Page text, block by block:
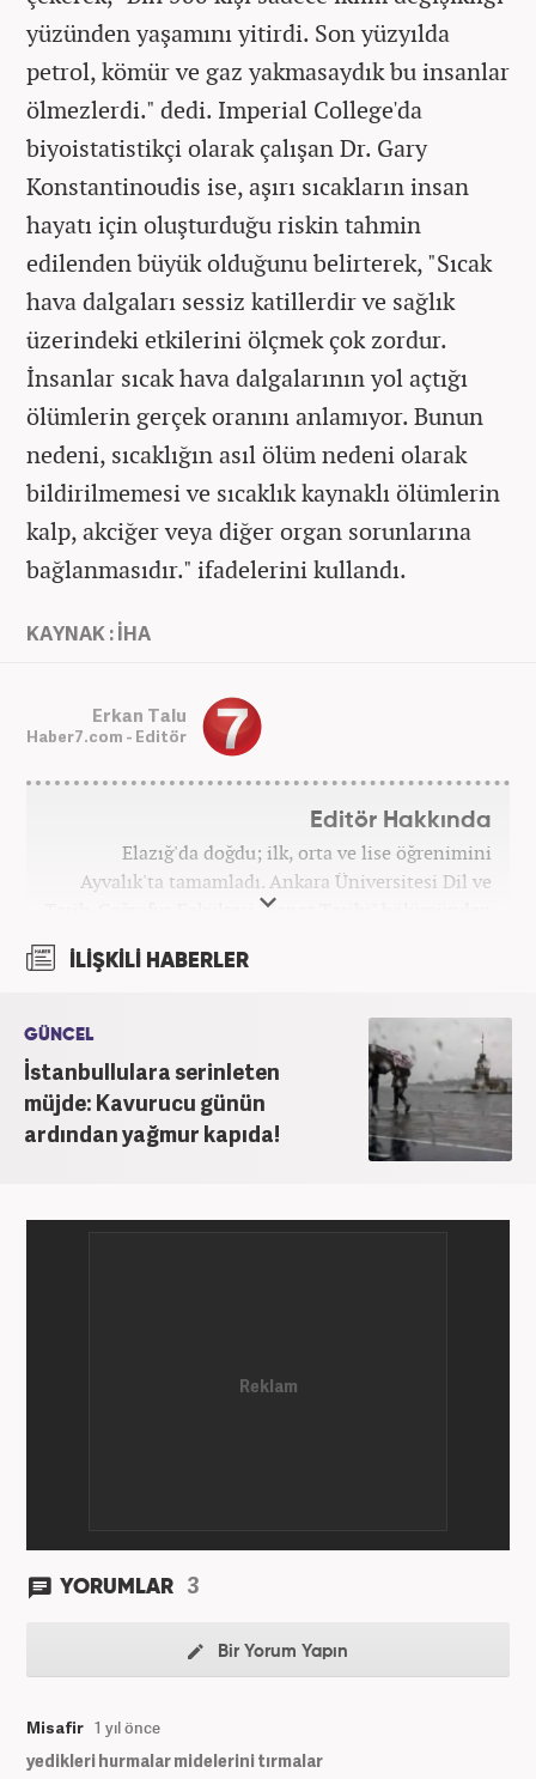
yüzünden yaşamını yitirdi. Son yüzyılda
petrol, kömür ve gaz yakmasaydık bu insanlar
ölmezlerdi." dedi. Imperial College'da
biyoistatistikçi olarak çalışan Dr. Gary
Konstantinoudis ise, aşırı sıcakların insan
hayatı için oluşturduğu riskin tahmin
edilenden büyük olduğunu belirterek, "Sıcak
hava dalgaları sessiz katillerdir ve sağlık
üzerindeki etkilerini ölçmek çok zordur.
İnsanlar sıcak hava dalgalarının yol açtığı
ölümlerin gerçek oranını anlamıyor. Bunun
nedeni, sıcaklığın asıl ölüm nedeni olarak
bildirilmemesi ve sıcaklık kaynaklı ölümlerin
kalp, akciğer veya diğer organ sorunlarına
bağlanmasıdır." ifadelerini kullandı.
KAYNAK : İHA
Erkan Talu
Haber7.com - Editör
Editör Hakkında
Elazığ'da doğdu; ilk, orta ve lise öğrenimini
Ayvalık'ta tamamladı. Ankara Üniversitesi Dil ve
Tarih-Coğrafya Fakültesi "Sanat Tarihi" bölümünden
üzerine eğitimler aldı. Haberciliğe "muhabir" olarak
Kariyerine, Haber7'de "editör" olarak devam ediyor.
İLİŞKİLİ HABERLER
GÜNCEL
İstanbullulara serinleten
müjde: Kavurucu günün
ardından yağmur kapıda!
YORUMLAR 3
Bir Yorum Yapın
Misafir 1 yıl önce
yedikleri hurmalar midelerini tırmalar